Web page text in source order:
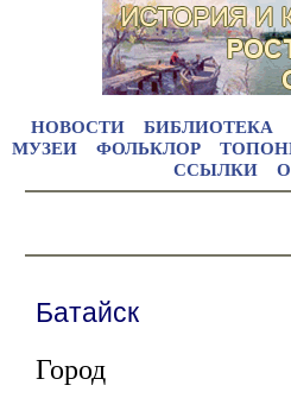
НОВОСТИ БИБЛИОТЕКА
МУЗЕИ
ФОЛЬКЛОР
ССЫЛКИ
Батайск
Город